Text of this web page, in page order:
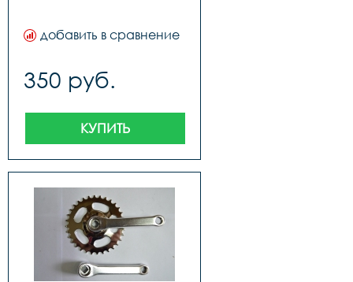
добавить в сравнение
350 руб.
КУПИТЬ